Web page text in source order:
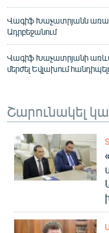
Վագիֆ Խաչատրյանն
Ադրբեջանում
Վագիֆ Խաչատրյանի
մերժել Եվլախում
Շարունակել